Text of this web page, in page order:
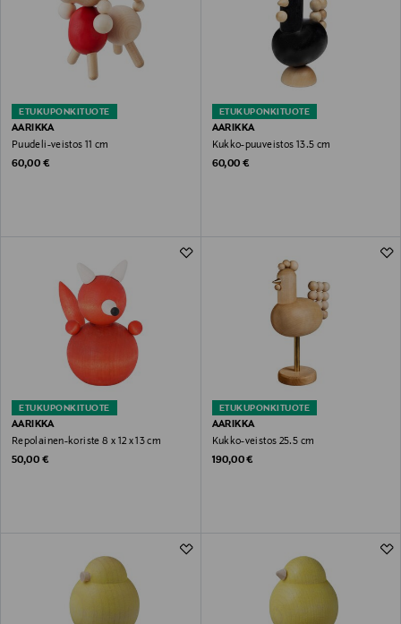
ETUKUPONKITUOTE
AARIKKA
Puudeli-veistos 11 cm
Original Price
60,00 €
ETUKUPONKITUOTE
AARIKKA
Kukko-puuveistos 13.5 cm
Original Price
60,00 €
ETUKUPONKITUOTE
AARIKKA
Repolainen-koriste 8 x 12 x 13 cm
Original Price
50,00 €
ETUKUPONKITUOTE
AARIKKA
Kukko-veistos 25.5 cm
Original Price
190,00 €